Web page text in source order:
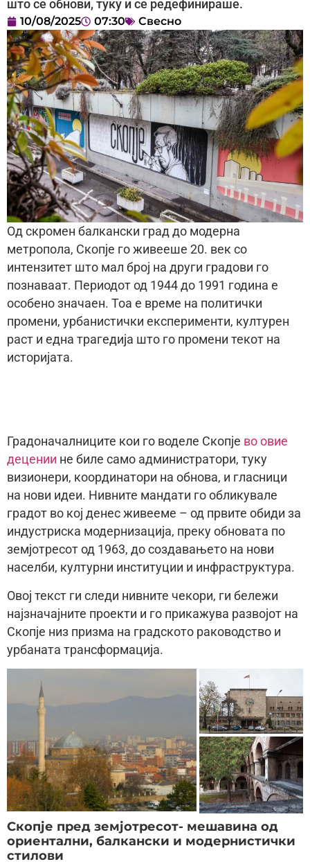
што се обнови, туку и се редефинираше.
10/08/2025 07:30 Свесно
Од скромен балкански град до модерна
метропола, Скопје го живееше 20. век со
интензитет што мал број на други градови го
познаваат. Периодот од 1944 до 1991 година е
особено значаен. Тоa е време на политички
промени, урбанистички експерименти, културен
раст и една трагедија што го промени текот на
историјата.
Градоначалниците кои го воделе Скопје во овие
децении не биле само администратори, туку
визионери, координатори на обнова, и гласници
на нови идеи. Нивните мандати го обликувале
градот во кој денес живееме – од првите обиди за
индустриска модернизација, преку обновата по
земјотресот од 1963, до создавањето на нови
населби, културни институции и инфраструктура.
Овој текст ги следи нивните чекори, ги бележи
најзначајните проекти и го прикажува развојот на
Скопје низ призма на градското раководство и
урбаната трансформација.
Скопје пред земјотресот- мешавина од
ориентални, балкански и модернистички
стилови